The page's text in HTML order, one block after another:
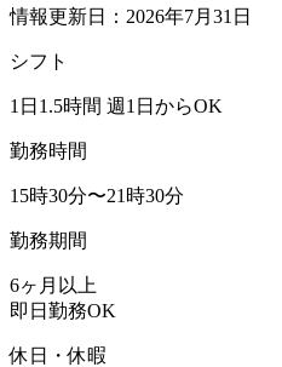
情報更新日：2026年7月31日
シフト
1日1.5時間 週1日からOK
勤務時間
15時30分〜21時30分
勤務期間
6ヶ月以上
即日勤務OK
休日・休暇